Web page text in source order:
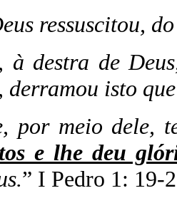
ressuscitou,
à destra de
, derramou isto
por meio dele,
e lhe deu
” I Pedro 1: 19-